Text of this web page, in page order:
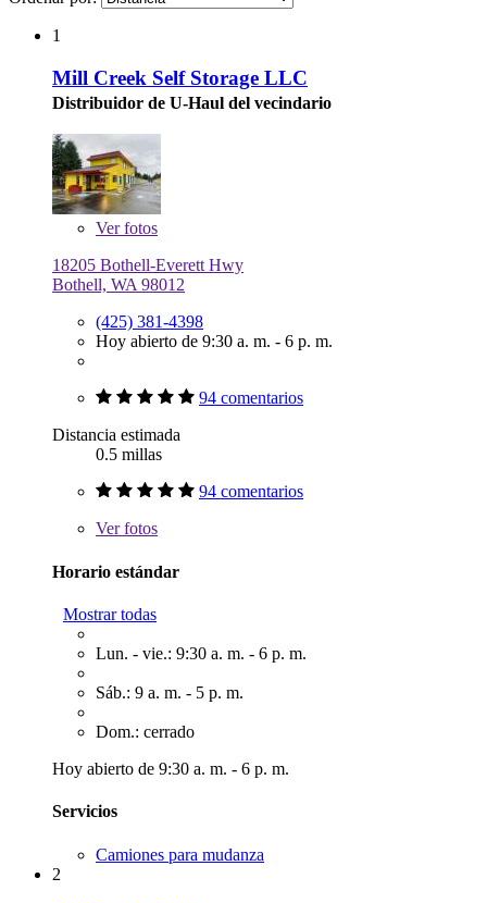
1
Mill Creek Self Storage LLC
Distribuidor de U-Haul del vecindario
Verfotos
18205 Bothell-Everett Hwy
Bothell, WA 98012
(425) 381-4398
Hoy abierto de 9:30 a. m. - 6 p. m.
94 comentarios
Distancia estimada
0.5 millas
94 comentarios
Verfotos
Horario estándar
Mostrar todas
Lun. - vie.: 9:30 a. m. - 6 p. m.
Sáb.: 9 a. m. - 5 p. m.
Dom.: cerrado
Hoy abierto de 9:30 a. m. - 6 p. m.
Servicios
Camiones para mudanza
2